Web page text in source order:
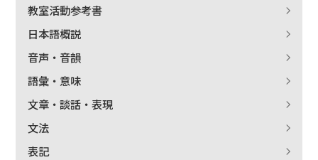
教室活動参考書
日本語概説
音声・音韻
語彙・意味
文章・談話・表現
文法
表記